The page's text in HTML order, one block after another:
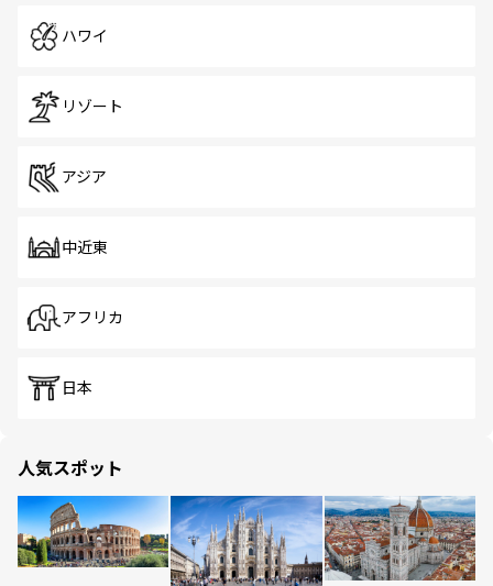
ハワイ
リゾート
アジア
中近東
アフリカ
日本
人気スポット